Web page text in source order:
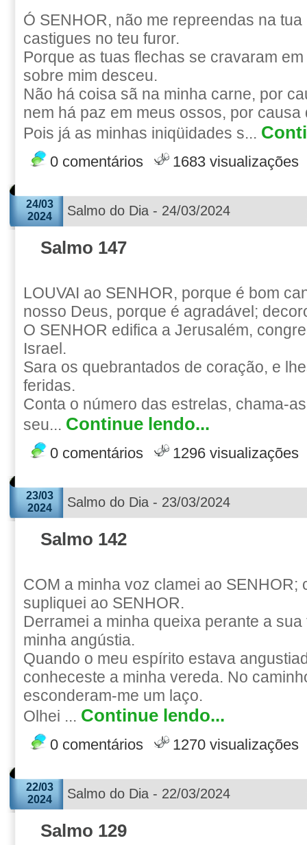
Ó SENHOR, não me repreendas na tua
castigues no teu furor.
Porque as tuas flechas se cravaram
sobre mim desceu.
Não há coisa sã na minha carne, por
nem há paz em meus ossos, por causa
Pois já as minhas iniqüidades s...
0 comentários 1683 visualizações
24/03
2024
Salmo do Dia - 24/03/2024
Salmo 147
LOUVAI ao SENHOR, porque é bom
nosso Deus, porque é agradável;
O SENHOR edifica a Jerusalém,
Israel.
Sara os quebrantados de coração, e
feridas.
Conta o número das estrelas, chama-
seu... Continue lendo...
0 comentários 1296 visualizações
23/03
2024
Salmo do Dia - 23/03/2024
Salmo 142
COM a minha voz clamei ao SENHOR;
supliquei ao SENHOR.
Derramei a minha queixa perante a
minha angústia.
Quando o meu espírito estava
conheceste a minha vereda. No
esconderam-me um laço.
Olhei ... Continue lendo...
0 comentários 1270 visualizações
22/03
2024
Salmo do Dia - 22/03/2024
Salmo 129